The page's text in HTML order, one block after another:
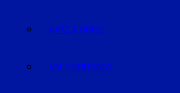
KATZ & HUND
VALENTINSTAG